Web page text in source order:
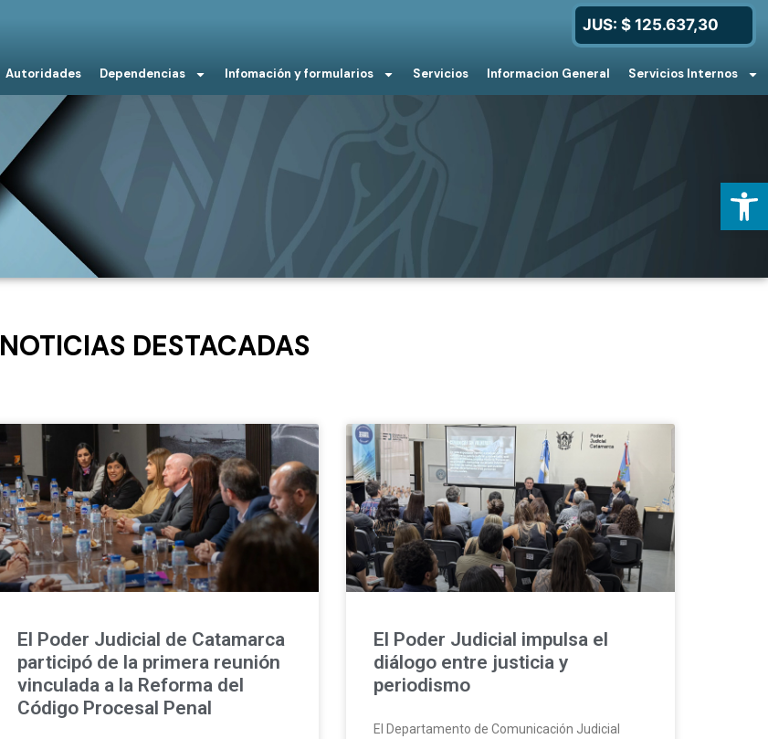
Autoridades Dependencias Infomación y formularios Servicios Informacion General Servicios Internos
JUS: $ 125.637,30
NOTICIAS DESTACADAS
El Poder Judicial de Catamarca
participó de la primera reunión
vinculada a la Reforma del
Código Procesal Penal
El Poder Judicial impulsa el
diálogo entre justicia y
periodismo
El Departamento de Comunicación Judicial